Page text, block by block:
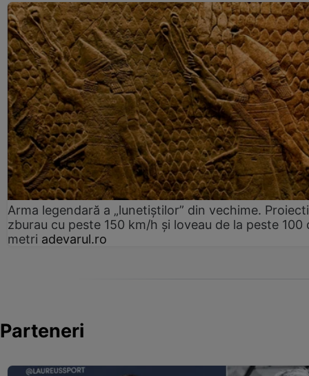
Arma legendară a „lunetiștilor” din vechime.
zburau cu peste 150 km/h și loveau de la peste 100
metri adevarul.ro
Parteneri